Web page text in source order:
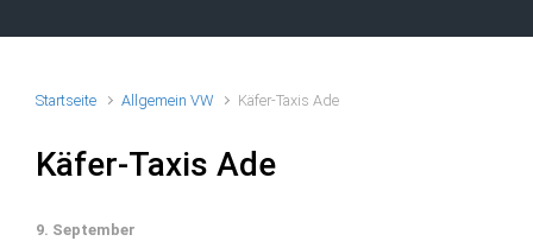
Startseite Allgemein VW Käfer-Taxis Ade
Käfer-Taxis Ade
9. September